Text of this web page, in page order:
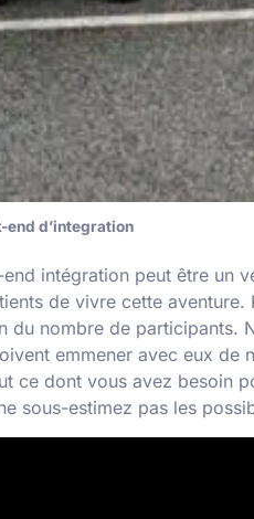
end d’integration
end intégration peut être
de vivre cette
du nombre de participants.
emmener avec eux
ce dont vous avez besoin
sous-estimez pas les